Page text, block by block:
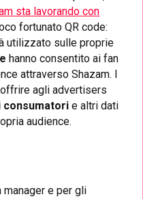
sta lavorando con
fortunato QR code:
utilizzato sulle proprie
hanno consentito ai fan
attraverso Shazam. I
agli advertisers
consumatori e altri dati
audience.
manager e per gli